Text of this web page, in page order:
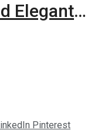
Elegant
Pinterest